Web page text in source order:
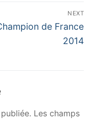
NEXT
de France
2014
Les champs